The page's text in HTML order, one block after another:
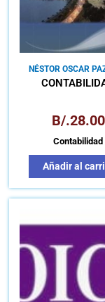
NÉSTOR OSCAR
B/.28.00
Contabilidad
Añadir al